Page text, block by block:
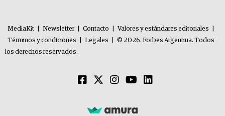
MediaKit Newsletter Contacto Valores y estándares editoriales
Términos y condiciones
Legales
© 2026. Forbes Argentina. Todos
los derechos reservados.